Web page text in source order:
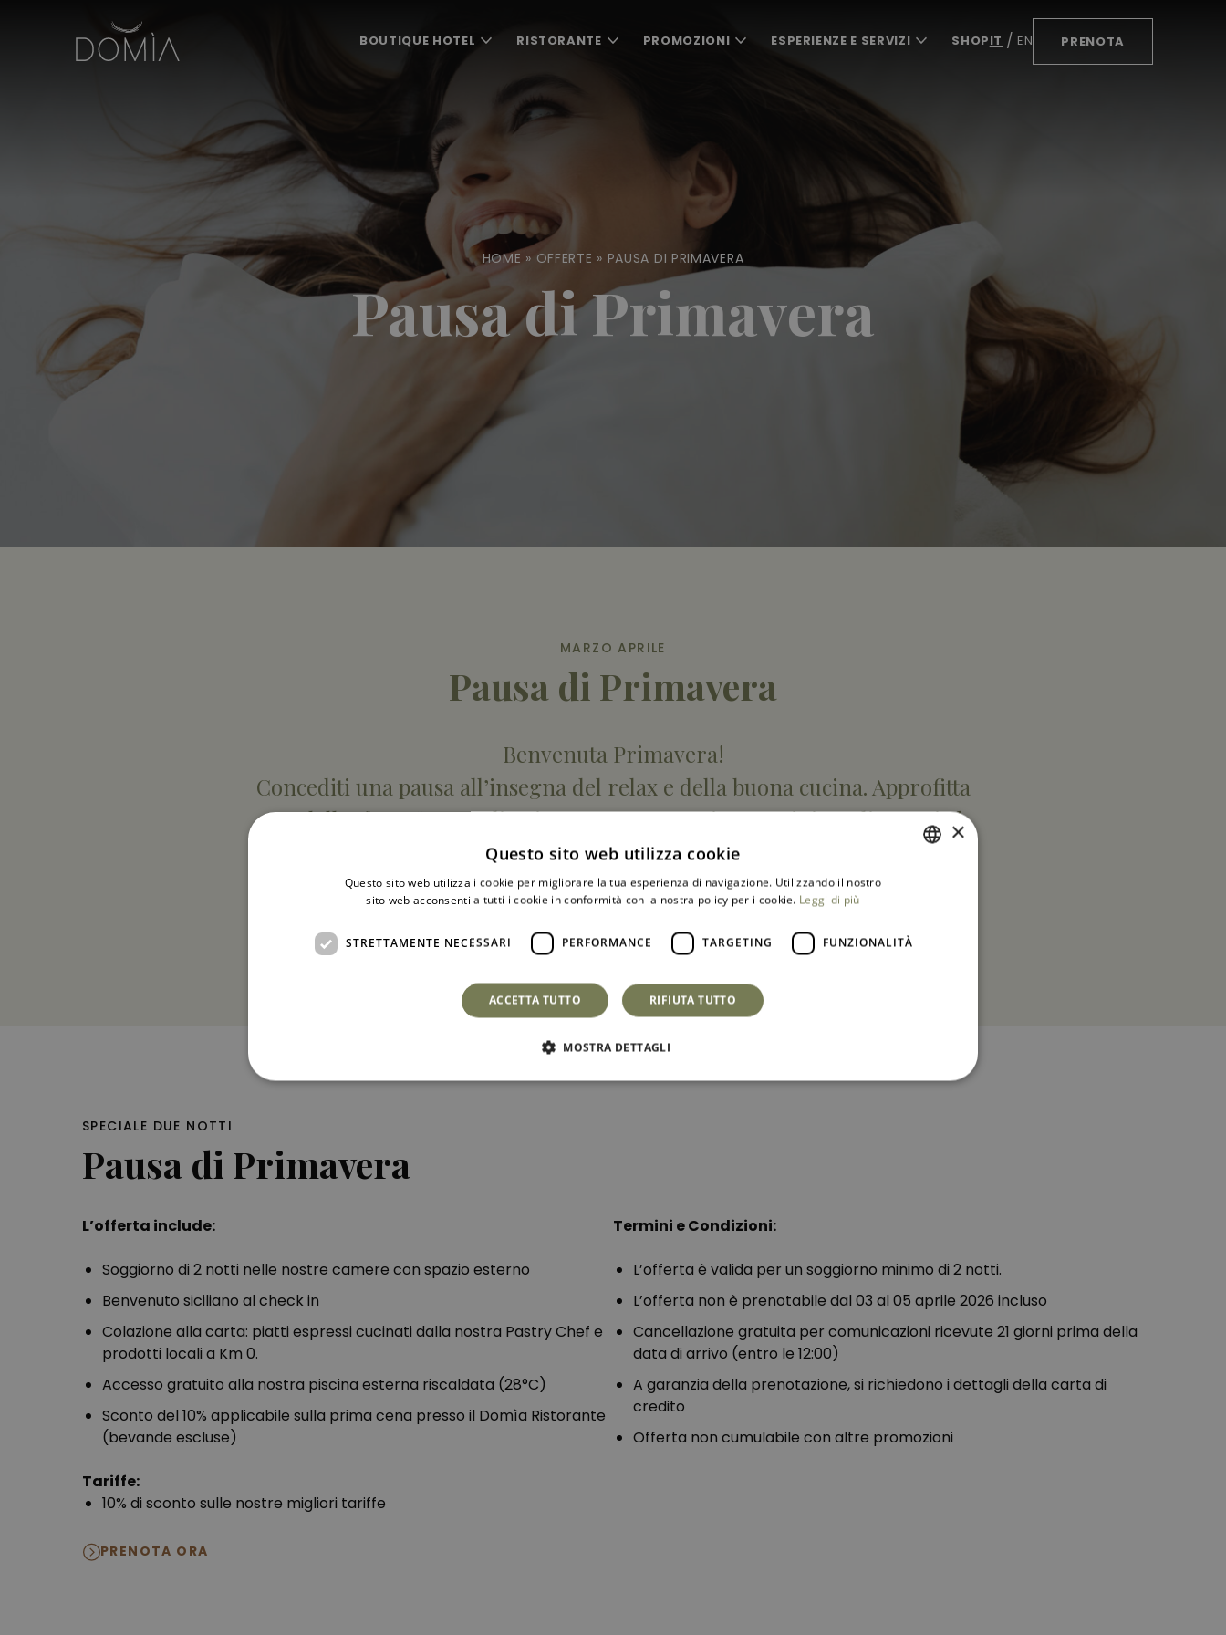
BOUTIQUE HOTEL RISTORANTE PROMOZIONI ESPERIENZE E SERVIZI SHOPIT EN PRENOTA
HOME » OFFERTE » PAUSA DI PRIMAVERA
Pausa di Primavera
MARZO APRILE
Pausa di Primavera
Benvenuta Primavera!
Concediti una pausa all’insegna del relax e della buona cucina. Approfitta
ora dell’offerta “Pausa di Primavera”, un soggiorno minimo di 2 notti al
Domìa Boutique Hotel e Cucina, sconto del 10% su tutte le camere con
spazio esterno
SPECIALE DUE NOTTI
Pausa di Primavera
L’offerta include:
Soggiorno di 2 notti nelle nostre camere con spazio esterno
Benvenuto siciliano al check in
Colazione alla carta: piatti espressi cucinati dalla nostra Pastry Chef e
prodotti locali a Km 0.
Accesso gratuito alla nostra piscina esterna riscaldata (28°C)
Sconto del 10% applicabile sulla prima cena presso il Domìa Ristorante
(bevande escluse)
Tariffe:
10% di sconto sulle nostre migliori tariffe
Termini e Condizioni:
L’offerta è valida per un soggiorno minimo di 2 notti.
L’offerta non è prenotabile dal 03 al 05 aprile 2026 incluso
Cancellazione gratuita per comunicazioni ricevute 21 giorni prima della
data di arrivo (entro le 12:00)
A garanzia della prenotazione, si richiedono i dettagli della carta di
credito
Offerta non cumulabile con altre promozioni
PRENOTA ORA
×
Questo sito web utilizza cookie
Questo sito web utilizza i cookie per migliorare la tua esperienza di navigazione. Utilizzando il nostro
sito web acconsenti a tutti i cookie in conformità con la nostra policy per i cookie. Leggi di più
STRETTAMENTE NECESSARI PERFORMANCE TARGETING FUNZIONALITÀ
ACCETTA TUTTO RIFIUTA TUTTO
MOSTRA DETTAGLI